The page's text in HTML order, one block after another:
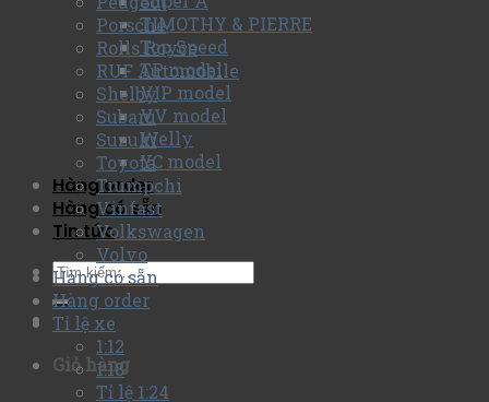
TIMOTHY & PIERRE
Top Speed
TP model
VIP model
VV model
Welly
YC model
Hàng order
Hàng có sẵn
Tin tức
Giỏ hàng
Porsche
Rolls Royce
RUF Automobile
Shelby
Subaru
Suzuki
Toyota
Trumpchi
Vinfast
Volkswagen
Volvo
Hàng có sẵn
Hàng order
Tỉ lệ xe
1:12
1:18
Tỉ lệ 1:24